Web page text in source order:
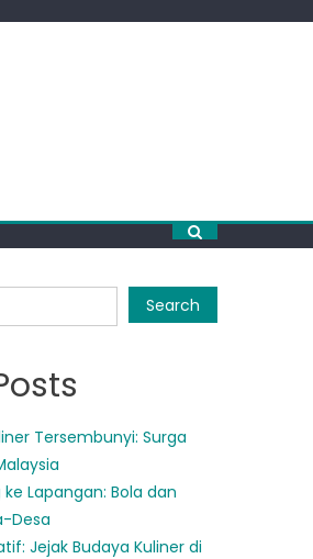
Search
Tersembunyi: Surga
Lapangan: Bola dan
Desa
Jejak Budaya Kuliner di